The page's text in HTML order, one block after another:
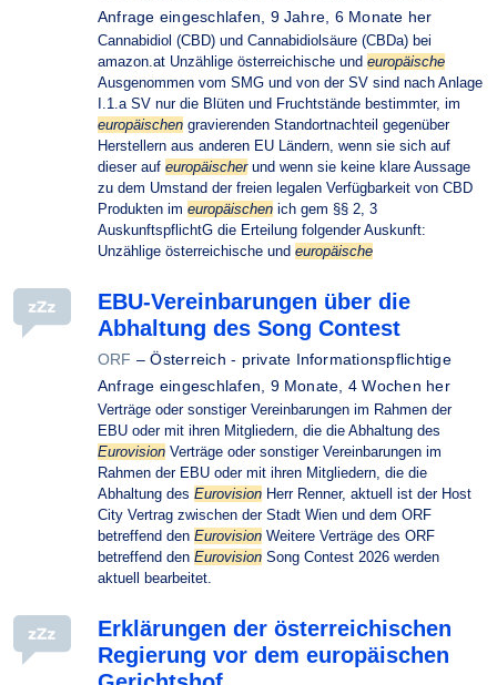
Anfrage eingeschlafen, 9 Jahre, 6 Monate her
Cannabidiol (CBD) und Cannabidiolsäure (CBDa) bei
amazon.at Unzählige österreichische und europäische
Ausgenommen vom SMG und von der SV sind nach Anlage
I.1.a SV nur die Blüten und Fruchtstände bestimmter, im
europäischen gravierenden Standortnachteil gegenüber
Herstellern aus anderen EU Ländern, wenn sie sich auf
dieser auf europäischerund wenn sie keine klare Aussage
zu dem Umstand der freien legalen Verfügbarkeit von CBD
Produkten im europäischen ich gem §§ 2, 3
AuskunftspflichtG die Erteilung folgender Auskunft:
Unzählige österreichische und europäische
EBU-Vereinbarungen über die
Abhaltung des Song Contest
ORF –Österreich - private Informationspflichtige
Anfrage eingeschlafen, 9 Monate, 4 Wochen her
Verträge oder sonstiger Vereinbarungen im Rahmen der
EBU oder mit ihren Mitgliedern, die die Abhaltung des
Eurovision Verträge oder sonstiger Vereinbarungen im
Rahmen der EBU oder mit ihren Mitgliedern, die die
Abhaltung des Eurovision Herr Renner, aktuell ist der Host
City Vertrag zwischen der Stadt Wien und dem ORF
betreffend den Eurovision Weitere Verträge des ORF
betreffend den Eurovision Song Contest 2026 werden
aktuell bearbeitet.
Erklärungen der österreichischen
Regierung vor dem europäischen